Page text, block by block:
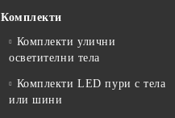
Комплекти
Комплекти улични
осветителни тела
Комплекти LED пури с тела
или шини